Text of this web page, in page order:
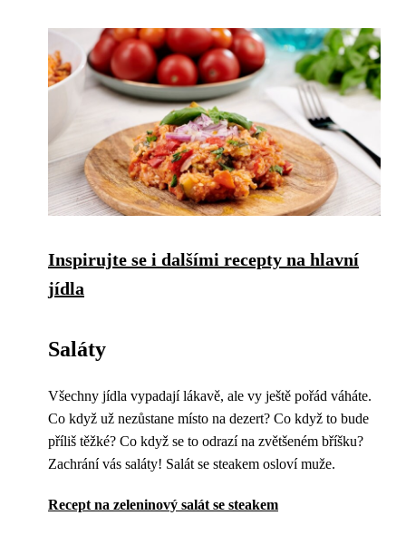
Inspirujte se i dalšími recepty na hlavní
jídla
Saláty
Všechny jídla vypadají lákavě, ale vy ještě pořád váháte.
Co když už nezůstane místo na dezert? Co když to bude
příliš těžké? Co když se to odrazí na zvětšeném bříšku?
Zachrání vás saláty! Salát se steakem osloví muže.
Recept na zeleninový salát se steakem